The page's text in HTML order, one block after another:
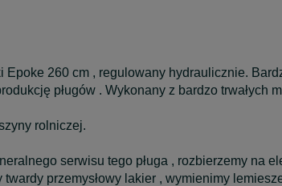
Epoke 260 cm , regulowany hydraulicznie.
pługów . Wykonany z bardzo trwałych
rolniczej.
serwisu tego pługa , rozbierzemy na
twardy przemysłowy lakier , wymienimy